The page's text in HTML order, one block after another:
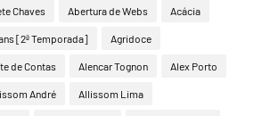
Chaves Abertura de Webs Acácia
[2ª Temporada] Agridoce
de Contas Alencar Tognon Alex Porto
André Allissom Lima